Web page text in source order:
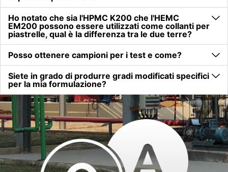
Ho notato che sia l'HPMC K200 che l'HEMC
EM200 possono essere utilizzati come collanti per
piastrelle, qual è la differenza tra le due terre?
Posso ottenere campioni per i test e come?
Siete in grado di produrre gradi modificati specifici
per la mia formulazione?